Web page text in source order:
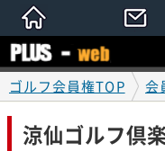
ゴルフ会員権TOP 会
涼仙ゴルフ倶